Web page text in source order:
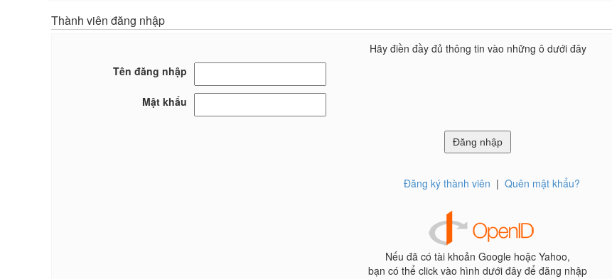
Thành viên đăng nhập
Hãy điền đầy đủ thông tin vào những ô dưới đây
Tên đăng nhập
Mật khẩu
Đăng ký thành viên | Quên mật khẩu?
Nếu đã có tài khoản Google hoặc Yahoo,
bạn có thể click vào hình dưới đây để đăng nhập